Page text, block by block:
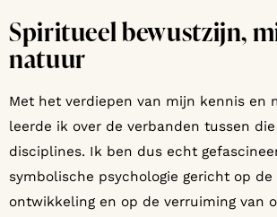
Spiritueel bewustzijn,
natuur
Met het verdiepen van mijn kennis en
leerde ik over de verbanden tussen
disciplines. Ik ben dus echt
symbolische psychologie gericht op de
ontwikkeling en op de verruiming van